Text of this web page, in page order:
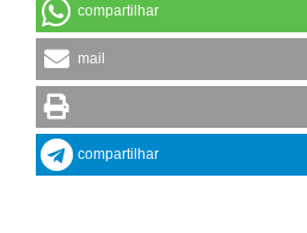
compartilhar
mail
compartilhar